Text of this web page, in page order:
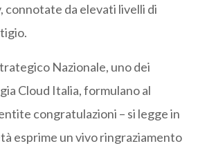
connotate da elevati livelli di
Nazionale, uno dei
Cloud Italia, formulano al
congratulazioni – si legge in
esprime un vivo ringraziamento